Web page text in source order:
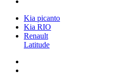
Kia picanto
Kia RIO
Renault
Latitude